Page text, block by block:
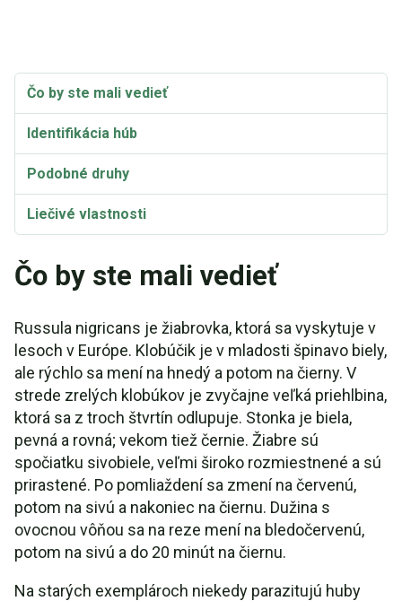
Čo by ste mali vedieť
Identifikácia húb
Podobné druhy
Liečivé vlastnosti
Russula nigricans Synonymá
Čo by ste mali vedieť
Russula nigricans je žiabrovka, ktorá sa vyskytuje v
lesoch v Európe. Klobúčik je v mladosti špinavo biely,
ale rýchlo sa mení na hnedý a potom na čierny. V
strede zrelých klobúkov je zvyčajne veľká priehlbina,
ktorá sa z troch štvrtín odlupuje. Stonka je biela,
pevná a rovná; vekom tiež černie. Žiabre sú
spočiatku sivobiele, veľmi široko rozmiestnené a sú
prirastené. Po pomliaždení sa zmení na červenú,
potom na sivú a nakoniec na čiernu. Dužina s
ovocnou vôňou sa na reze mení na bledočervenú,
potom na sivú a do 20 minút na čiernu.
Na starých exemplároch niekedy parazitujú huby